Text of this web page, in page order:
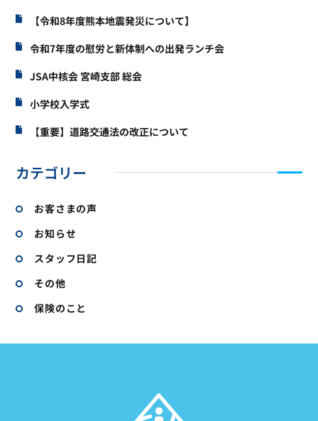
【令和8年度熊本地震発災について】
令和7年度の慰労と新体制への出発ランチ会
JSA中核会 宮崎支部 総会
小学校入学式
【重要】道路交通法の改正について
カテゴリー
お客さまの声
お知らせ
スタッフ日記
その他
保険のこと